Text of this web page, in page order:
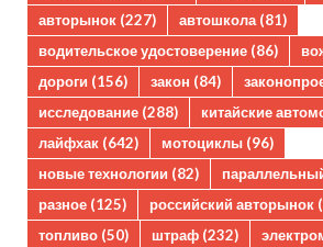
авторынок (227) автошкола(81)
водительское удостоверение (86)
дороги (156) закон (84)
исследование (288) китайские
лайфхак (642) мотоциклы (96)
новые технологии (82)
разное (125) российский авторынок
топливо (50) штраф (232)